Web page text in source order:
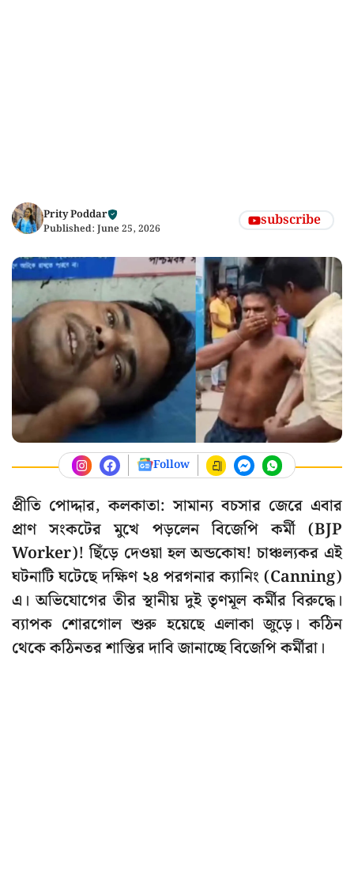
Prity Poddar
Published: June 25, 2026 subscribe
Follow
প্রীতি পোদ্দার, কলকাতা: সামান্য বচসার জেরে এবার
প্রাণ সংকটের মুখে পড়লেন বিজেপি কর্মী (BJP
Worker)! ছিঁড়ে দেওয়া হল অন্ডকোষ! চাঞ্চল্যকর এই
ঘটনাটি ঘটেছে দক্ষিণ ২৪ পরগনার ক্যানিং (Canning)
এ। অভিযোগের তীর স্থানীয় দুই তৃণমূল কর্মীর বিরুদ্ধে।
ব্যাপক শোরগোল শুরু হয়েছে এলাকা জুড়ে। কঠিন
থেকে কঠিনতর শাস্তির দাবি জানাচ্ছে বিজেপি কর্মীরা।